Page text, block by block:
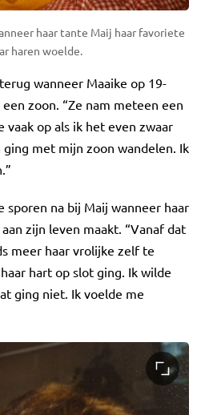
haar tante Maij haar favoriete
haren woelde.
wanneer Maaike op 19-
zoon. “Ze nam meteen een
vaak op als ik het even zwaar
met mijn zoon wandelen. Ik
sporen na bij Maij wanneer haar
zijn leven maakt. “Vanaf dat
meer haar vrolijke zelf te
hart op slot ging. Ik wilde
ging niet. Ik voelde me